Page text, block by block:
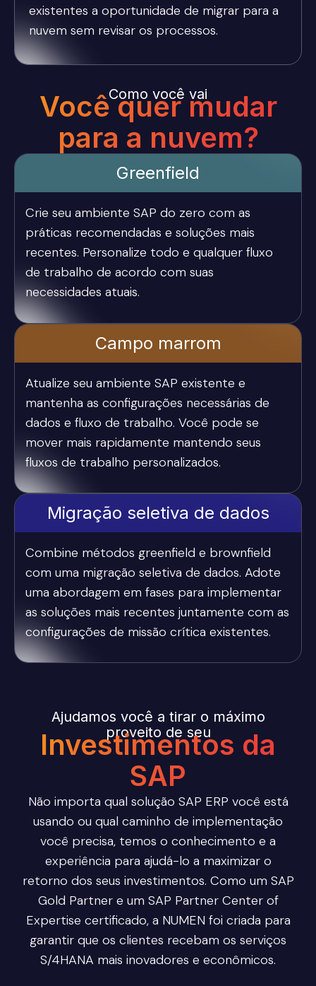
existentes a oportunidade de migrar para a
nuvem sem revisar os processos.
Como você vai
Você quer mudar
para a nuvem?
Greenfield
Crie seu ambiente SAP do zero com as
práticas recomendadas e soluções mais
recentes. Personalize todo e qualquer fluxo
de trabalho de acordo com suas
necessidades atuais.
Campo marrom
Atualize seu ambiente SAP existente e
mantenha as configurações necessárias de
dados e fluxo de trabalho. Você pode se
mover mais rapidamente mantendo seus
fluxos de trabalho personalizados.
Migração seletiva de dados
Combine métodos greenfield e brownfield
com uma migração seletiva de dados. Adote
uma abordagem em fases para implementar
as soluções mais recentes juntamente com as
configurações de missão crítica existentes.
Ajudamos você a tirar o máximo
proveito de seu
Investimentos da
SAP
Não importa qual solução SAP ERP você está
usando ou qual caminho de implementação
você precisa, temos o conhecimento e a
experiência para ajudá-lo a maximizar o
retorno dos seus investimentos. Como um SAP
Gold Partner e um SAP Partner Center of
Expertise certificado, a NUMEN foi criada para
garantir que os clientes recebam os serviços
S/4HANA mais inovadores e econômicos.